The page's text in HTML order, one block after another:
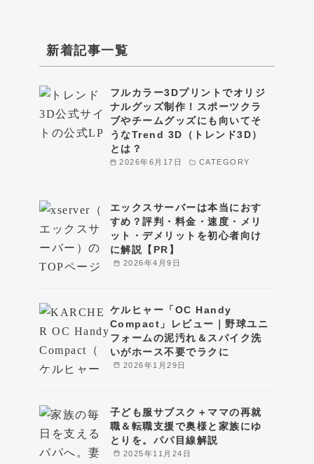
新着記事一覧
2026年6月17日 CATEGORY
フルカラー3Dプリントでオリジ
ナルグッズ制作！スポーツクラ
ブやチームグッズにも向いてそ
うなTrend 3D（トレンド3D）
とは？
2026年4月9日
エックスサーバーは本当におす
すめ？評判・料金・速度・メリ
ット・デメリットを初心者向け
に解説【PR】
2026年1月29日
ケルヒャー「OC Handy
Compact」レビュー｜野球ユニ
フォームの泥汚れ＆スパイク洗
いがホース不要でラクに
2025年11月24日
子ども服サブスク＋ママの再就
職＆転職支援で奥様と家族にゆ
とりを。パパ目線解説